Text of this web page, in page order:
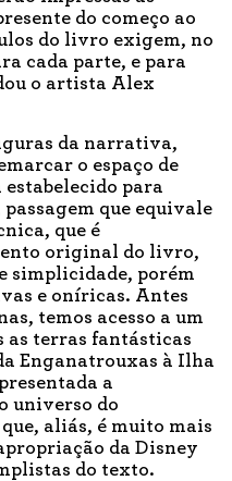
do começo ao
do livro exigem, no
cada parte, e para
o artista Alex
da narrativa,
o espaço de
para
que equivale
que é
original do livro,
simplicidade, porém
e oníricas. Antes
temos acesso a um
as terras fantásticas
Enganatrouxas à Ilha
a
universo do
aliás, é muito mais
da Disney
do texto.